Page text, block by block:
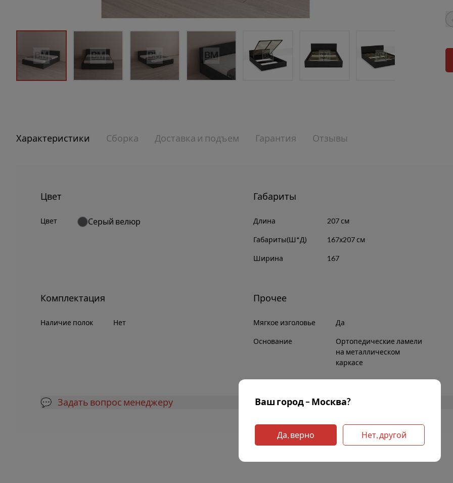
Характеристики Сборка Доставка и подъем Гарантия Отзывы
Цвет
Цвет Серый велюр
Габариты
Длина 207 см
Габариты(Ш*Д) 167х207 см
Ширина 167
Комплектация
Наличие полок Нет
Прочее
Мягкое изголовье Да
Основание
Ортопедические ламели
на металлическом
каркасе
💬 Задать вопрос менеджеру Ваш город – Москва?
Да, верно Нет, другой